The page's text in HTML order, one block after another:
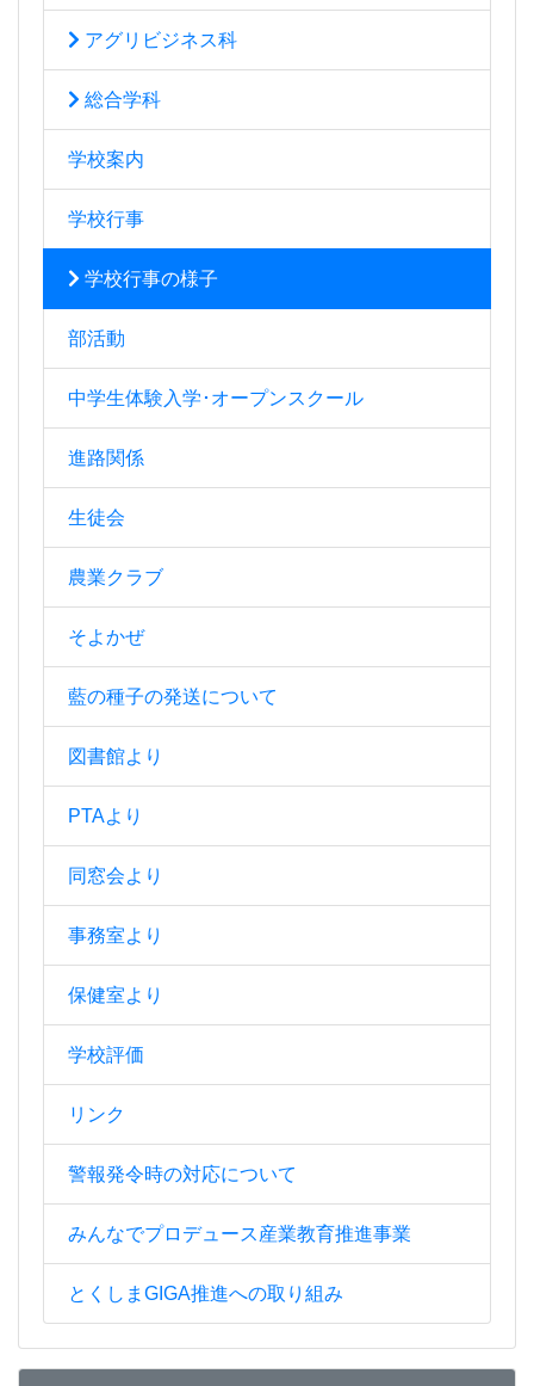
アグリビジネス科
総合学科
学校案内
学校行事
学校行事の様子
部活動
中学生体験入学･オープンスクール
進路関係
生徒会
農業クラブ
そよかぜ
藍の種子の発送について
図書館より
PTAより
同窓会より
事務室より
保健室より
学校評価
リンク
警報発令時の対応について
みんなでプロデュース産業教育推進事業
とくしまGIGA推進への取り組み